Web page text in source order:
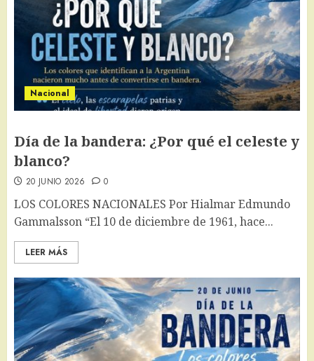
Nacional
Día de la bandera: ¿Por qué el celeste y
blanco?
20 JUNIO 2026 0
LOS COLORES NACIONALES Por Hialmar Edmundo
Gammalsson “El 10 de diciembre de 1961, hace...
LEER MÁS